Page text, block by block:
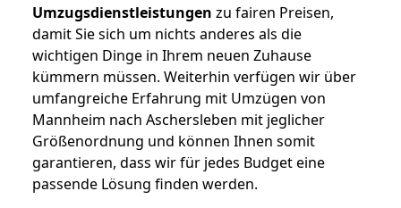
Umzugsdienstleistungen zu fairen Preisen,
damit Sie sich um nichts anderes als die
wichtigen Dinge in Ihrem neuen Zuhause
kümmern müssen. Weiterhin verfügen wir über
umfangreiche Erfahrung mit Umzügen von
Mannheim nach Aschersleben mit jeglicher
Größenordnung und können Ihnen somit
garantieren, dass wir für jedes Budget eine
passende Lösung finden werden.